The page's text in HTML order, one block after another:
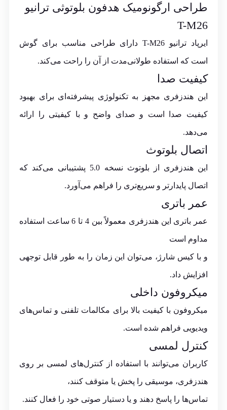
طراحی ارگونومیک هدفون بلوتوثی ترانیو
T-M26
ایرپاد ترانیو T-M26 دارای طراحی مناسب برای گوش
است که استفاده طولانی‌مدت از آن را راحت می‌کند.
کیفیت صدا
این هندزفری مجهز به تکنولوژی پیشرفته‌ای برای بهبود
کیفیت صدا است و صدای واضح و با کیفیتی را ارائه
می‌دهد.
اتصال بلوتوث
این هندزفری از بلوتوث نسخه 5.0 پشتیبانی می‌کند که
اتصال پایدارتر و سریع‌تری را فراهم می‌آورد.
عمر باتری
عمر باتری این هندزفری معمولاً بین 4 تا 6 ساعت استفاده
مداوم است
و با کیس شارژ، می‌توان این زمان را به طور قابل توجهی
افزایش داد.
میکروفون داخلی
میکروفون با کیفیت بالا برای مکالمات تلفنی و تماس‌های
ویدیویی فراهم شده است.
کنترل لمسی
کاربران می‌توانند با استفاده از کنترل‌های لمسی بر روی
هندزفری، موسیقی را پخش یا متوقف کنند،
تماس‌ها را پاسخ دهند و یا دستیار صوتی خود را فعال کنند.